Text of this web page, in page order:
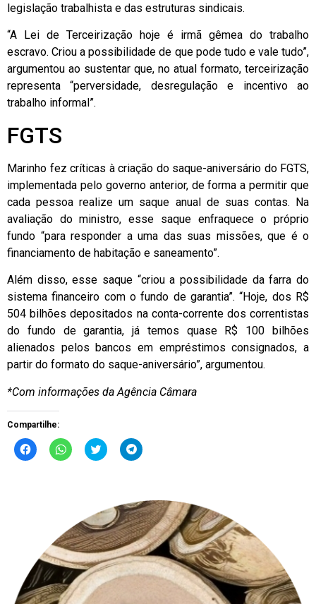
legislação trabalhista e das estruturas sindicais.
“A Lei de Terceirização hoje é irmã gêmea do trabalho
escravo. Criou a possibilidade de que pode tudo e vale tudo”,
argumentou ao sustentar que, no atual formato, terceirização
representa “perversidade, desregulação e incentivo ao
trabalho informal”.
FGTS
Marinho fez críticas à criação do saque-aniversário do FGTS,
implementada pelo governo anterior, de forma a permitir que
cada pessoa realize um saque anual de suas contas. Na
avaliação do ministro, esse saque enfraquece o próprio
fundo “para responder a uma das suas missões, que é o
financiamento de habitação e saneamento”.
Além disso, esse saque “criou a possibilidade da farra do
sistema financeiro com o fundo de garantia”. “Hoje, dos R$
504 bilhões depositados na conta-corrente dos correntistas
do fundo de garantia, já temos quase R$ 100 bilhões
alienados pelos bancos em empréstimos consignados, a
partir do formato do saque-aniversário”, argumentou.
*Com informações da Agência Câmara
Compartilhe:
Clique
para
Clique
para
janela)
Clique
para
nova
janela)
Clique
para
nova
janela)